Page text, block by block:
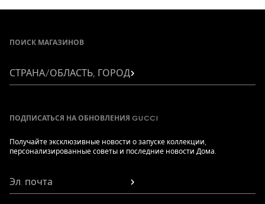
использования на ходу.
ПОИСК МАГАЗИНОВ
СТРАНА/ОБЛАСТЬ, ГОРОД
ПОДПИСАТЬСЯ НА ОБНОВЛЕНИЯ GUCCI
Получайте эксклюзивные новости о запуске коллекции,
персонализированные советы и последние новости Дома.
Эл. почта